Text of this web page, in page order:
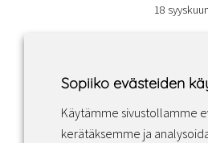
18
Facebook Instagram LinkedIn
Sopiiko evästeiden
Käytämme sivustollamme
kerätäksemme ja